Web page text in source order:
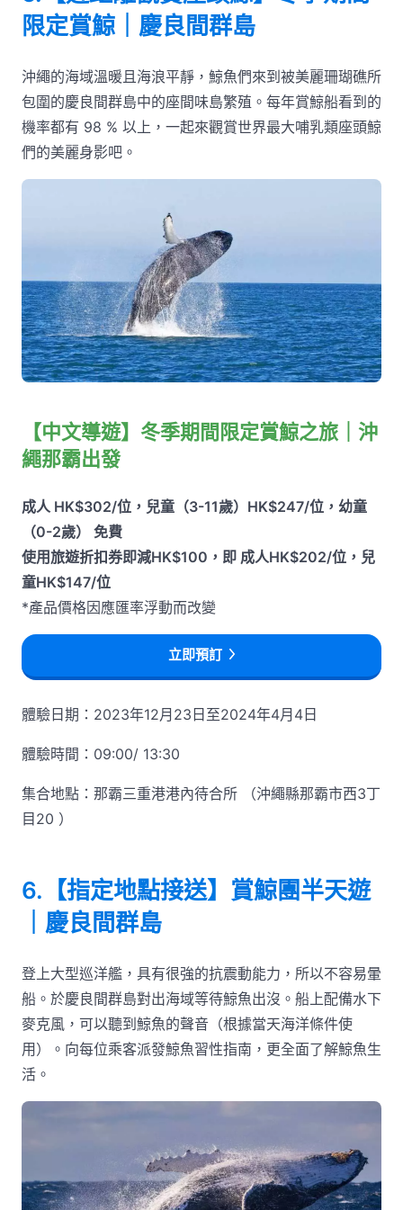
限定賞鯨｜慶良間群島
沖繩的海域溫暖且海浪平靜，鯨魚們來到被美麗珊瑚礁所
包圍的慶良間群島中的座間味島繁殖。每年賞鯨船看到的
機率都有 98 % 以上，一起來觀賞世界最大哺乳類座頭鯨
們的美麗身影吧。
【中文導遊】冬季期間限定賞鯨之旅｜沖
繩那霸出發
成人 HK$302/位，兒童（3-11歲）HK$247/位，幼童
（0-2歲） 免費
使用旅遊折扣券即減HK$100，即 成人HK$202/位，兒
童HK$147/位
*產品價格因應匯率浮動而改變
立即預訂
體驗日期：2023年12月23日至2024年4月4日
體驗時間：09:00/ 13:30
集合地點：那霸三重港港內待合所 （沖繩縣那霸市西3丁
目20 ）
6.【指定地點接送】賞鯨團半天遊
｜慶良間群島
登上大型巡洋艦，具有很強的抗震動能力，所以不容易暈
船。於慶良間群島對出海域等待鯨魚出沒。船上配備水下
麥克風，可以聽到鯨魚的聲音（根據當天海洋條件使
用）。向每位乘客派發鯨魚習性指南，更全面了解鯨魚生
活。